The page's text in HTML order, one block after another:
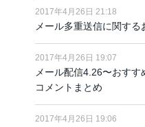
2017年4月26日 21:18
メール多重送信に関する
2017年4月26日 19:07
メール配信4.26〜おす
コメントまとめ
2017年4月26日 19:06